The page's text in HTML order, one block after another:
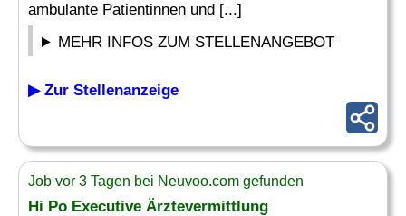
ambulante Patientinnen und [...]
MEHR INFOS ZUM STELLENANGEBOT
▶ Zur Stellenanzeige
Job vor 3 Tagen bei Neuvoo.com gefunden
Hi Po Executive Ärztevermittlung